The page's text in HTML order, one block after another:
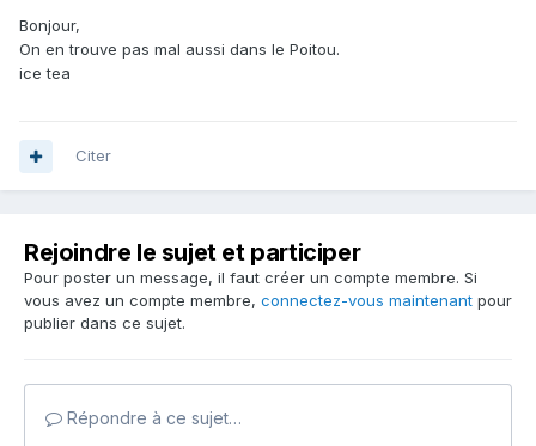
Bonjour,
On en trouve pas mal aussi dans le Poitou.
ice tea
Citer
Rejoindre le sujet et participer
Pour poster un message, il faut créer un compte membre. Si
vous avez un compte membre, connectez-vous maintenant pour
publier dans ce sujet.
Répondre à ce sujet…